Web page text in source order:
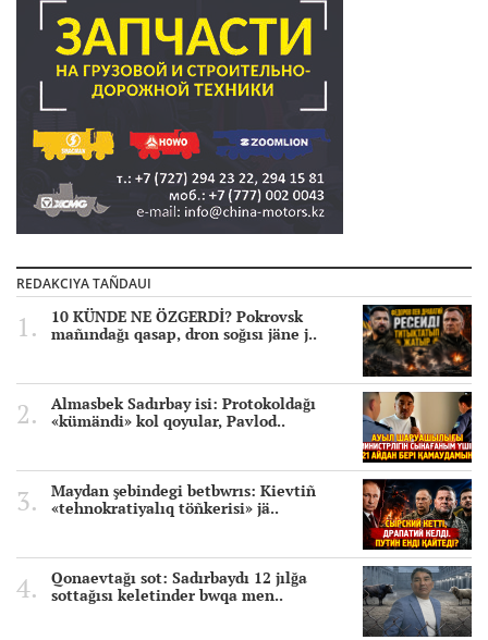
REDAKCIYA TAÑDAUI
10 KÜNDE NE ÖZGERDİ? Pokrovsk
mañındağı qasap, dron soğısı jäne j..
Almasbek Sadırbay isi: Protokoldağı
«kümändi» kol qoyular, Pavlod..
Maydan şebindegi betbwrıs: Kievtiñ
«tehnokratiyalıq töñkerisi» jä..
Qonaevtağı sot: Sadırbaydı 12 jılğa
sottağısı keletinder bwqa men..